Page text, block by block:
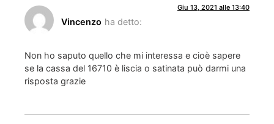
Vincenzo ha detto:
Giu 13, 2021 alle 13:40
Non ho saputo quello che mi interessa e cioè sapere
se la cassa del 16710 è liscia o satinata può darmi una
risposta grazie